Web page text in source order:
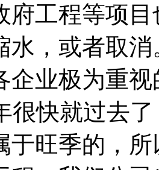
府工程等项
水，或者取
企业极为重
快就过去了
于旺季的，